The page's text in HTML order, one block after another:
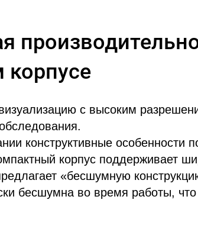
с высоким
конструктивные особенности
корпус поддерживает
«бесшумную
бесшумна во время работы,